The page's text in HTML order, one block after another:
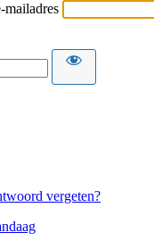
mailadres
vergeten?